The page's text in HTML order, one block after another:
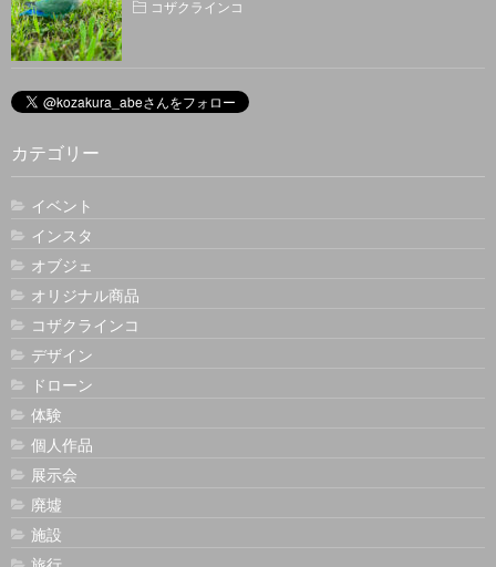
コザクラインコ
カテゴリー
イベント
インスタ
オブジェ
オリジナル商品
コザクラインコ
デザイン
ドローン
体験
個人作品
展示会
廃墟
施設